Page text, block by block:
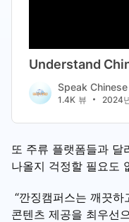
또 주류 플랫폼들과 달
나올지 걱정할 필요도
“깐징캠퍼스는 깨끗
콘텐츠 제공을 최우선